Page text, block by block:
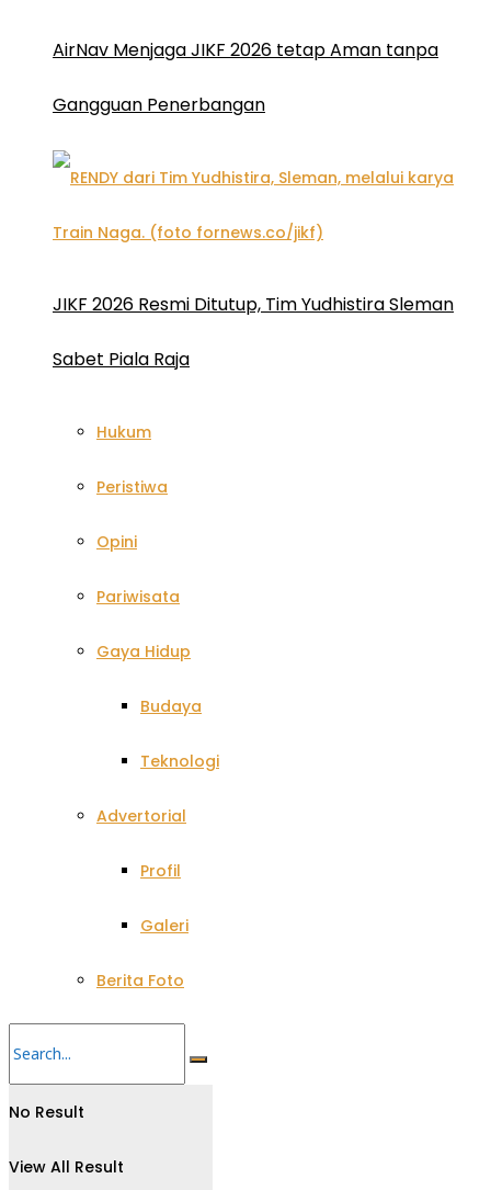
AirNav Menjaga JIKF 2026 tetap Aman tanpa
Gangguan Penerbangan
JIKF 2026 Resmi Ditutup, Tim Yudhistira Sleman
Sabet Piala Raja
Hukum
Peristiwa
Opini
Pariwisata
Gaya Hidup
Budaya
Teknologi
Advertorial
Profil
Galeri
Berita Foto
No Result
View All Result